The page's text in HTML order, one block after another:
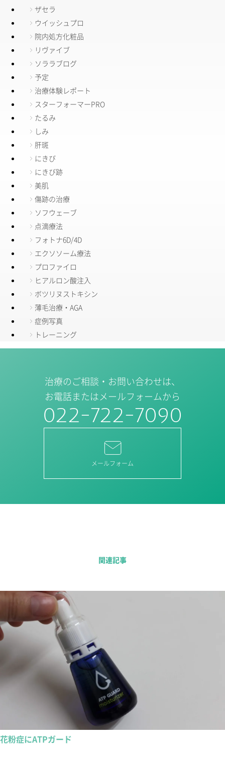
ザセラ
ウイッシュプロ
院内処方化粧品
リヴァイブ
ソララブログ
予定
治療体験レポート
スターフォーマーPRO
たるみ
しみ
肝斑
にきび
にきび跡
美肌
傷跡の治療
ソフウェーブ
点滴療法
フォトナ6D/4D
エクソソーム療法
プロファイロ
ヒアルロン酸注入
ボツリヌストキシン
薄毛治療・AGA
症例写真
トレーニング
治療のご相談・お問い合わせは、
お電話またはメールフォームから
022-722-7090
メールフォーム
関連記事
花粉症にATPガード